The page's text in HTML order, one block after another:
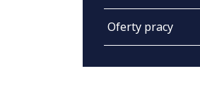
Oferty pracy